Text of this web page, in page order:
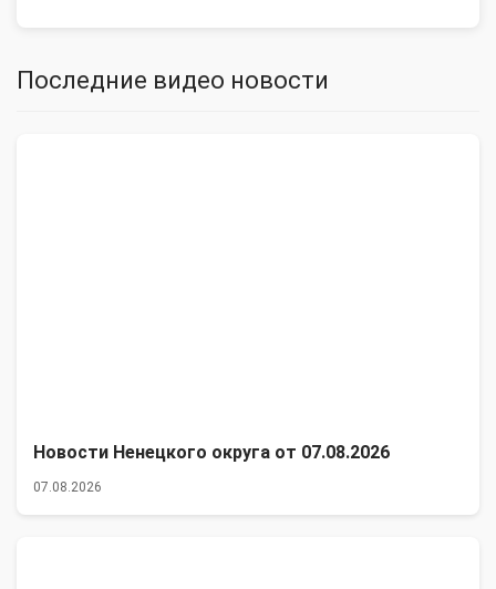
Последние видео новости
Новости Ненецкого округа от 07.08.2026
07.08.2026